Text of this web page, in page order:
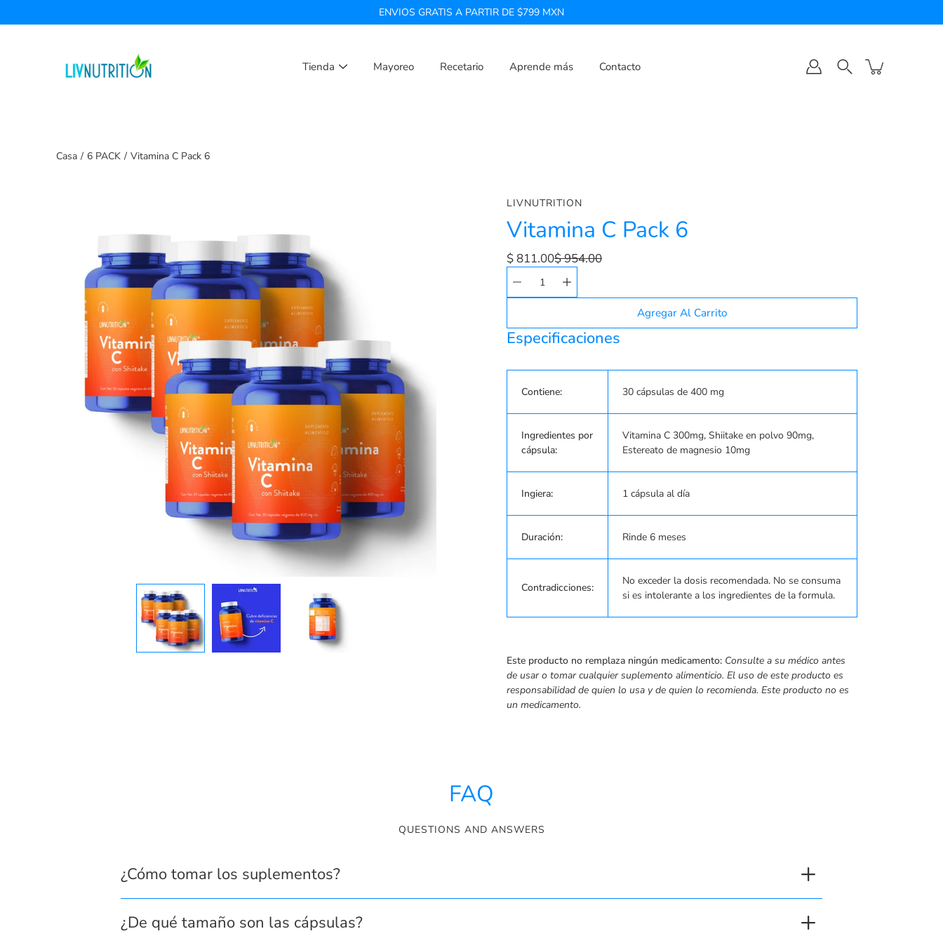
a
ENVIOS GRATIS A PARTIR DE $799 MXN
Tienda Mayoreo Recetario Aprende más Contacto
Buscar
Casa / 6 PACK / Vitamina C Pack 6
abierta
LIVNUTRITION
Vitamina C Pack 6
$ 811.00$ 954.00
variante
Agregar Al Carrito
Especificaciones
Contiene: 30 cápsulas de 400 mg
Ingredientes por
cápsula:
Vitamina C 300mg, Shiitake en polvo 90mg,
Estereato de magnesio 10mg
Ingiera: 1 cápsula al día
Duración: Rinde 6 meses
Contradicciones:
No exceder la dosis recomendada. No se consuma
si es intolerante a los ingredientes de la formula.
Este producto no remplaza ningún medicamento: Consulte a su médico antes
de usar o tomar cualquier suplemento alimenticio. El uso de este producto es
responsabilidad de quien lo usa y de quien lo recomienda. Este producto no es
un medicamento.
FAQ
QUESTIONS AND ANSWERS
¿Cómo tomar los suplementos?
¿De qué tamaño son las cápsulas?